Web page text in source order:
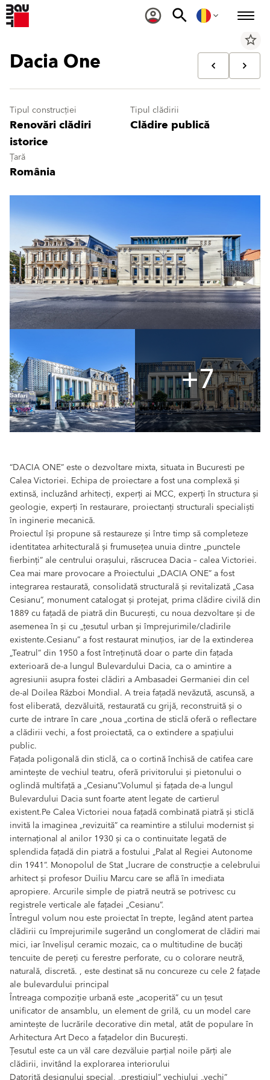
star_border
Dacia One
Tipul construcției
Renovări clădiri
istorice
Tipul clădirii
Clădire publică
Țară
România
+7
“DACIA ONE” este o dezvoltare mixta, situata in Bucuresti pe
Calea Victoriei. Echipa de proiectare a fost una complexă și
extinsă, incluzând arhitecți, experți ai MCC, experți în structura și
geologie, experți în restaurare, proiectanți structurali specialiști
în inginerie mecanică.
Proiectul își propune să restaureze și între timp să completeze
identitatea arhitecturală și frumusețea unuia dintre „punctele
fierbinți” ale centrului orașului, răscrucea Dacia – calea Victoriei.
Cea mai mare provocare a Proiectului „DACIA ONE” a fost
integrarea restaurată, consolidată structurală și revitalizată „Casa
Cesianu”, monument catalogat și protejat, prima clădire civilă din
1889 cu fațadă de piatră din București, cu noua dezvoltare și de
asemenea în și cu „țesutul urban și împrejurimile/cladirile
existente.Cesianu” a fost restaurat minuțios, iar de la extinderea
„Teatrul” din 1950 a fost întreținută doar o parte din fațada
exterioară de-a lungul Bulevardului Dacia, ca o amintire a
agresiunii asupra fostei clădiri a Ambasadei Germaniei din cel
de-al Doilea Război Mondial. A treia fațadă nevăzută, ascunsă, a
fost eliberată, dezvăluită, restaurată cu grijă, reconstruită și o
curte de intrare în care „noua „cortina de sticlă oferă o reflectare
a clădirii vechi, a fost proiectată, ca o extindere a spațiului
public.
Fațada poligonală din sticlă, ca o cortină închisă de catifea care
amintește de vechiul teatru, oferă privitorului și pietonului o
oglindă multifață a „Cesianu”.Volumul și fațada de-a lungul
Bulevardului Dacia sunt foarte atent legate de cartierul
existent.Pe Calea Victoriei noua fațadă combinată piatră și sticlă
invită la imaginea „revizuită” ca reamintire a stilului modernist și
internațional al anilor 1930 și ca o continuitate legată de
splendida fațadă din piatră a fostului „Palat al Regiei Autonome
din 1941”. Monopolul de Stat „lucrare de construcție a celebrului
arhitect și profesor Duiliu Marcu care se află în imediata
apropiere. Arcurile simple de piatră neutră se potrivesc cu
registrele verticale ale fațadei „Cesianu”.
Întregul volum nou este proiectat în trepte, legând atent partea
clădirii cu împrejurimile sugerând un conglomerat de clădiri mai
mici, iar învelișul ceramic mozaic, ca o multitudine de bucăți
tencuite de pereți cu ferestre perforate, cu o colorare neutră,
naturală, discretă. , este destinat să nu concureze cu cele 2 fațade
ale bulevardului principal
Întreaga compoziție urbană este „acoperită” cu un țesut
unificator de ansamblu, un element de grilă, cu un model care
amintește de lucrările decorative din metal, atât de populare în
Arhitectura Art Deco a fațadelor din București.
Țesutul este ca un văl care dezvăluie parțial noile părți ale
clădirii, invitând la explorarea interiorului